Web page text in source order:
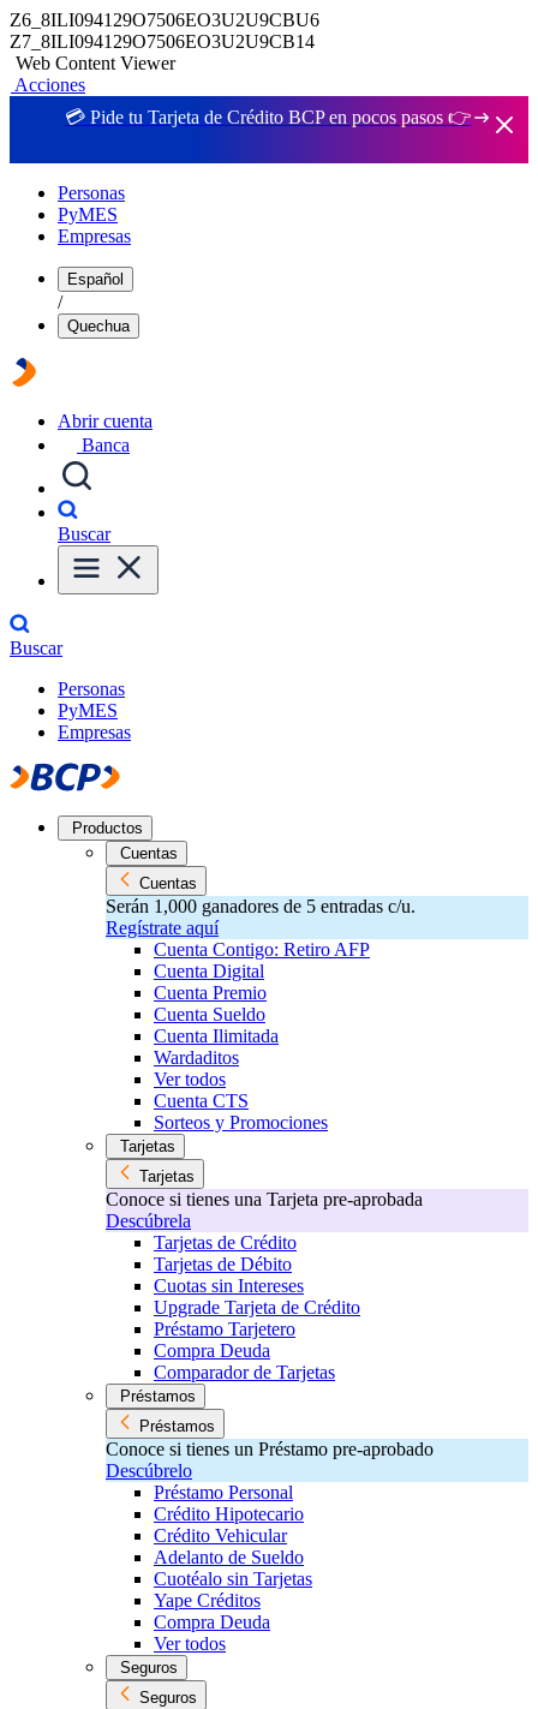
Z6_8ILI094129O7506EO3U2U9CBU6
Z7_8ILI094129O7506EO3U2U9CB14
Web Content Viewer
Acciones
💳 Pide tu Tarjeta de Crédito BCP en pocos pasos 👉
Personas
PyMES
Empresas
Español
/
Quechua
Abrir cuenta
Banca
Buscar
Buscar
Personas
PyMES
Empresas
Productos
Cuentas
Cuentas
Serán 1,000 ganadores de 5 entradas c/u.
Regístrate aquí
Cuenta Contigo: Retiro AFP
Cuenta Digital
Cuenta Premio
Cuenta Sueldo
Cuenta Ilimitada
Wardaditos
Ver todos
Cuenta CTS
Sorteos y Promociones
Tarjetas
Tarjetas
Conoce si tienes una Tarjeta pre-aprobada
Descúbrela
Tarjetas de Crédito
Tarjetas de Débito
Cuotas sin Intereses
Upgrade Tarjeta de Crédito
Préstamo Tarjetero
Compra Deuda
Comparador de Tarjetas
Préstamos
Préstamos
Conoce si tienes un Préstamo pre-aprobado
Descúbrelo
Préstamo Personal
Crédito Hipotecario
Crédito Vehicular
Adelanto de Sueldo
Cuotéalo sin Tarjetas
Yape Créditos
Compra Deuda
Ver todos
Seguros
Seguros